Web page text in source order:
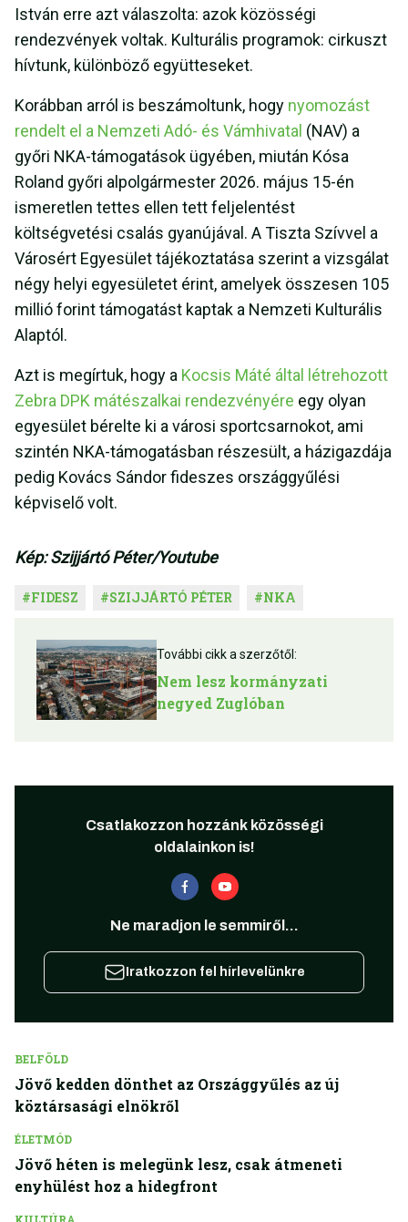
István erre azt válaszolta: azok közösségi
rendezvények voltak. Kulturális programok: cirkuszt
hívtunk, különböző együtteseket.
Korábban arról is beszámoltunk, hogy nyomozást
rendelt el a Nemzeti Adó- és Vámhivatal (NAV) a
győri NKA-támogatások ügyében, miután Kósa
Roland győri alpolgármester 2026. május 15-én
ismeretlen tettes ellen tett feljelentést
költségvetési csalás gyanújával. A Tiszta Szívvel a
Városért Egyesület tájékoztatása szerint a vizsgálat
négy helyi egyesületet érint, amelyek összesen 105
millió forint támogatást kaptak a Nemzeti Kulturális
Alaptól.
Azt is megírtuk, hogy a Kocsis Máté által létrehozott
Zebra DPK mátészalkai rendezvényére egy olyan
egyesület bérelte ki a városi sportcsarnokot, ami
szintén NKA-támogatásban részesült, a házigazdája
pedig Kovács Sándor fideszes országgyűlési
képviselő volt.
Kép: Szijjártó Péter/Youtube
#FIDESZ #SZIJJÁRTÓ PÉTER #NKA
További cikk a szerzőtől:
Nem lesz kormányzati
negyed Zuglóban
Csatlakozzon hozzánk közösségi
oldalainkon is!
Ne maradjon le semmiről...
Iratkozzon fel hírlevelünkre
BELFÖLD
Jövő kedden dönthet az Országgyűlés az új
köztársasági elnökről
ÉLETMÓD
Jövő héten is melegünk lesz, csak átmeneti
enyhülést hoz a hidegfront